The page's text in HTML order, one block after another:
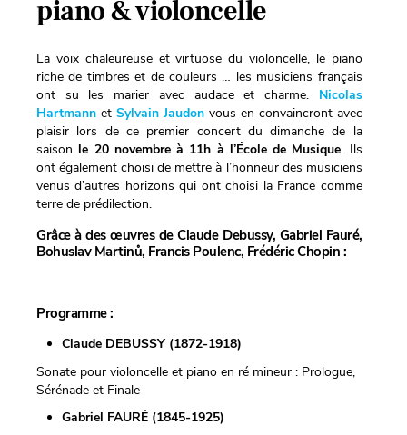
piano & violoncelle
La voix chaleureuse et virtuose du violoncelle, le piano
riche de timbres et de couleurs … les musiciens français
ont su les marier avec audace et charme. Nicolas
Hartmann et Sylvain Jaudonvous en convaincront avec
plaisir lors de ce premier concert du dimanche de la
saisonle 20 novembre à 11h à l’École de Musique. Ils
ont également choisi de mettre à l’honneur des musiciens
venus d’autres horizons qui ont choisi la France comme
terre de prédilection.
Grâce à des œuvres de Claude Debussy, Gabriel Fauré,
Bohuslav Martinů, Francis Poulenc, Frédéric Chopin :
Programme :
Claude DEBUSSY (1872-1918)
Sonate pour violoncelle et piano en ré mineur : Prologue,
Sérénade et Finale
Gabriel FAURÉ (1845-1925)